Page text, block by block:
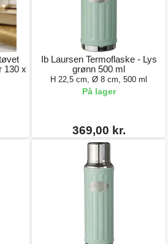
130 x
Ib Laursen Termoflaske - Lys
grønn 500 ml
H 22,5 cm, Ø 8 cm, 500 ml
På lager
369,00 kr.